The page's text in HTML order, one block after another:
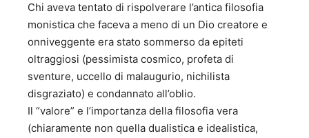
dal 1992. 5 – Onorificenze: a) Cavaliere di Gran Croce –
Ordine al Merito della Repubblica Italiana – data di
conferimento 28 gennaio 2002 b) Cavaliere di Gran Croce
al Merito dell’Ordine Sovrano Militare di Malta c)
Accademico dell’Accademia Filarmonica Romana. d)
Salernitano illustre – Camera di Commercio di Salerno e)
Cittadino Onorario di Eboli - Amministrazione Comunale f)
Insignito del Premio Capalbio “per lo stile nel Governo” 6 –
Autore di libri: A) SAGGI SOCIO-POLITICI 1. "Cinquanta
Chi aveva tentato di rispolverare l’antica filosofia
monistica che faceva a meno di un Dio creatore e
onniveggente era stato sommerso da epiteti
oltraggiosi (pessimista cosmico, profeta di
sventure, uccello di malaugurio, nichilista
disgraziato) e condannato all’oblio.
Il “valore” e l’importanza della filosofia vera
(chiaramente non quella dualistica e idealistica,